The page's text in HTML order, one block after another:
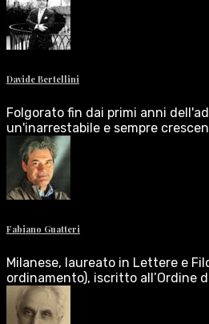
Davide Bertellini
Folgorato fin dai primi anni
un'inarrestabile e sempre
Fabiano Guatteri
Milanese, laureato in Lettere e
ordinamento), iscritto all’Ordine